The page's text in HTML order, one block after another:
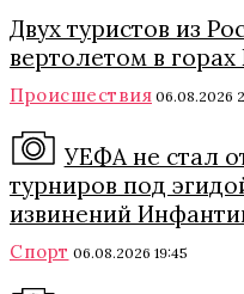
Двух туристов из
вертолетом в горах
Происшествия 06.08.2026
УЕФА не стал
турниров под
извинений
Спорт 06.08.2026 19:45